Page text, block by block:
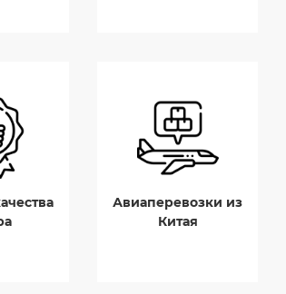
Авиаперевозки из
Китая